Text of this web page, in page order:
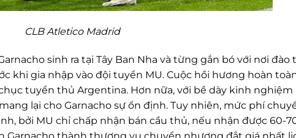
CLB Atletico Madrid
sinh ra tại Tây Ban Nha và từng gắn bó với nơi đào
khi gia nhập vào đội tuyển MU. Cuộc hồi hương hoàn
tuyển thủ Argentina. Hơn nữa, với bề dày kinh nghiệm
lại cho Garnacho sự ổn định. Tuy nhiên, mức phí
bởi MU chỉ chấp nhận bán cầu thủ, nếu nhận được 60-